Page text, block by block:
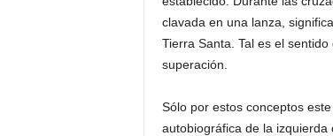
clavada en una lanza,
Tierra Santa. Tal es el
superación.
Sólo por estos conceptos
autobiográfica de la izquierda